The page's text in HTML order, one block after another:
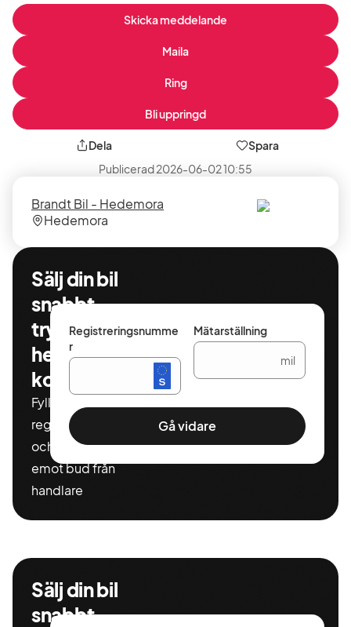
Skicka meddelande
Maila
Ring
Bli uppringd
Dela
Spara
Publicerad2026-06-02 10:55
Säljare
Brandt Bil - Hedemora
Säljarens
plats
Hedemora
Sälj din bil
snabbt,
tryggt och
helt
kostnadsfritt
Fyll i ditt
registeringnummer
och miltal för att ta
emot bud från
handlare
Registreringsnumme
r
Mätarställning
mil
Gå vidare
Sälj din bil
snabbt,